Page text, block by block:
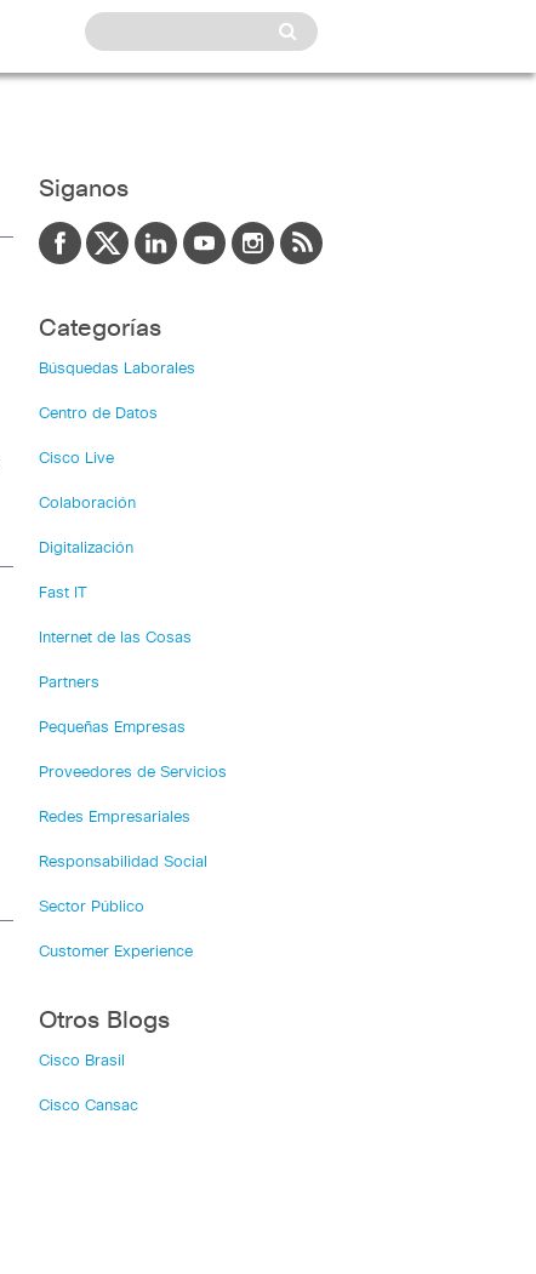
Siganos
Categorías
Búsquedas Laborales
Centro de Datos
Cisco Live
Colaboración
Digitalización
Fast IT
Internet de las Cosas
Partners
Pequeñas Empresas
Proveedores de Servicios
Redes Empresariales
Responsabilidad Social
Sector Público
Customer Experience
Otros Blogs
Cisco Brasil
Cisco Cansac